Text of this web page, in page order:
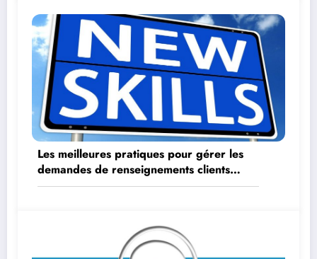
Les meilleures pratiques pour gérer les
demandes de renseignements clients
internes